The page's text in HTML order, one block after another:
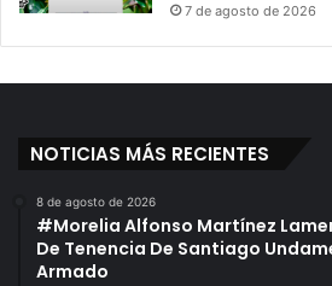
7 de agosto de 2026
NOTICIAS MÁS RECIENTES
8 de agosto de 2026
#Morelia Alfonso Martínez
De Tenencia De Santiago
Armado